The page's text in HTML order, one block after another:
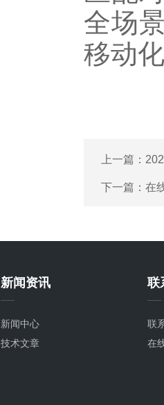
全场
移动
上一篇：
下一篇： 在
新闻资讯
新闻中心
技术文章
联
联
在